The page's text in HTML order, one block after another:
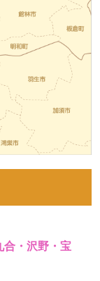
合・沢野・宝